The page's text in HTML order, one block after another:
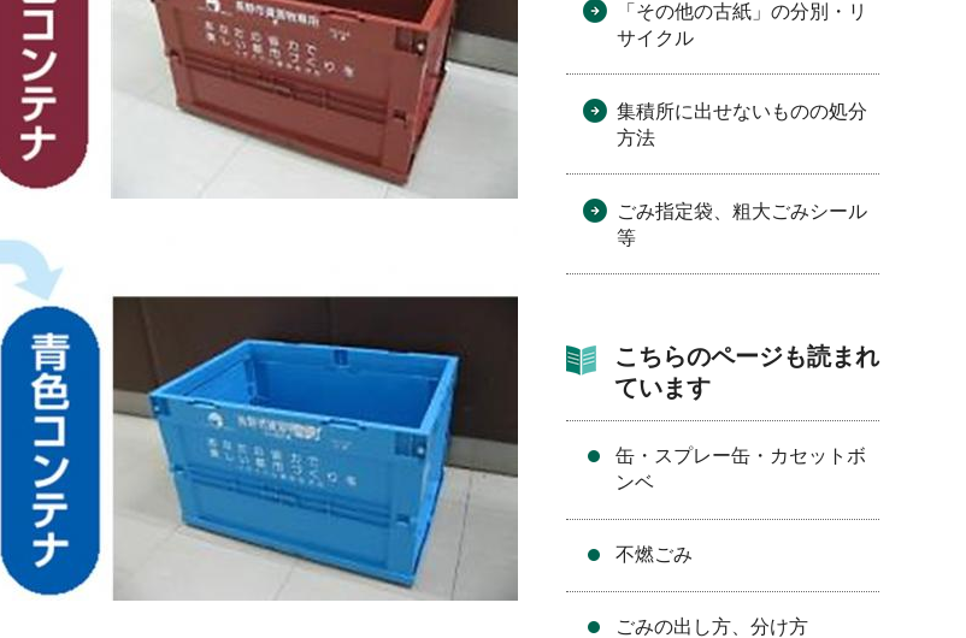
「その他の古紙」の分別・リ
サイクル
集積所に出せないものの処分
方法
ごみ指定袋、粗大ごみシール
等
こちらのページも読まれ
ています
缶・スプレー缶・カセットボ
ンベ
不燃ごみ
ごみの出し方、分け方